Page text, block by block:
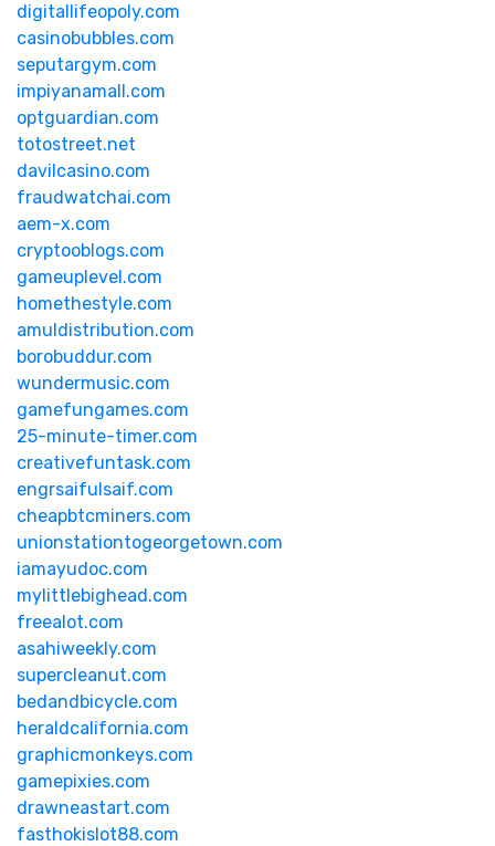
digitallifeopoly.com
casinobubbles.com
seputargym.com
impiyanamall.com
optguardian.com
totostreet.net
davilcasino.com
fraudwatchai.com
aem-x.com
cryptooblogs.com
gameuplevel.com
homethestyle.com
amuldistribution.com
borobuddur.com
wundermusic.com
gamefungames.com
25-minute-timer.com
creativefuntask.com
engrsaifulsaif.com
cheapbtcminers.com
unionstationtogeorgetown.com
iamayudoc.com
mylittlebighead.com
freealot.com
asahiweekly.com
supercleanut.com
bedandbicycle.com
heraldcalifornia.com
graphicmonkeys.com
gamepixies.com
drawneastart.com
fasthokislot88.com